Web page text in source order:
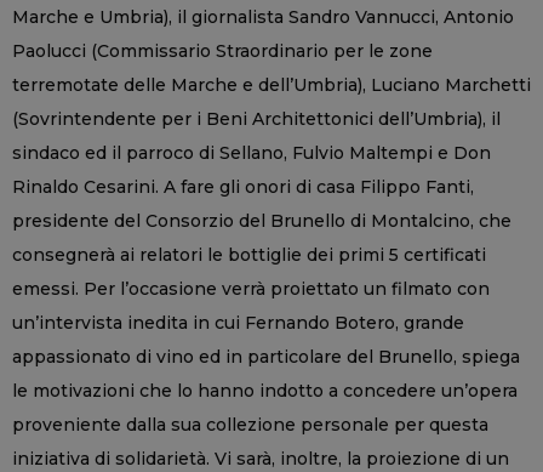
Marche e Umbria), il giornalista Sandro Vannucci, Antonio
Paolucci (Commissario Straordinario per le zone
terremotate delle Marche e dell’Umbria), Luciano Marchetti
(Sovrintendente per i Beni Architettonici dell’Umbria), il
sindaco ed il parroco di Sellano, Fulvio Maltempi e Don
Rinaldo Cesarini. A fare gli onori di casa Filippo Fanti,
presidente del Consorzio del Brunello di Montalcino, che
consegnerà ai relatori le bottiglie dei primi 5 certificati
emessi. Per l’occasione verrà proiettato un filmato con
un’intervista inedita in cui Fernando Botero, grande
appassionato di vino ed in particolare del Brunello, spiega
le motivazioni che lo hanno indotto a concedere un’opera
proveniente dalla sua collezione personale per questa
iniziativa di solidarietà. Vi sarà, inoltre, la proiezione di un